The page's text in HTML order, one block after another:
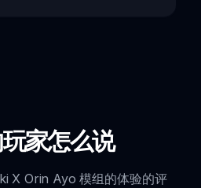
家怎么说
X Orin Ayo 模组的体验的评